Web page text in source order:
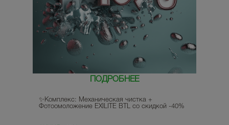
ПОДРОБНЕЕ
✨Комплекс: Механическая чистка +
Фотоомоложение EXILITE BTL со скидкой -40%